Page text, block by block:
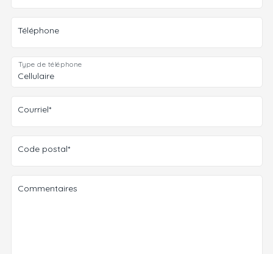
Téléphone
Type de téléphone
Courriel*
Code postal*
Commentaires